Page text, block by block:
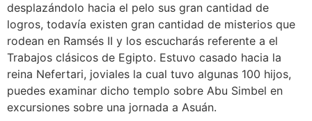
desplazándolo hacia el pelo sus gran cantidad de
logros, todavía existen gran cantidad de misterios que
rodean en Ramsés II y los escucharás referente a el
Trabajos clásicos de Egipto. Estuvo casado hacia la
reina Nefertari, joviales la cual tuvo algunas 100 hijos,
puedes examinar dicho templo sobre Abu Simbel en
excursiones sobre una jornada a Asuán.